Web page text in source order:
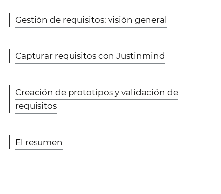
Gestión de requisitos: visión general
Capturar requisitos con Justinmind
Creación de prototipos y validación de
requisitos
El resumen